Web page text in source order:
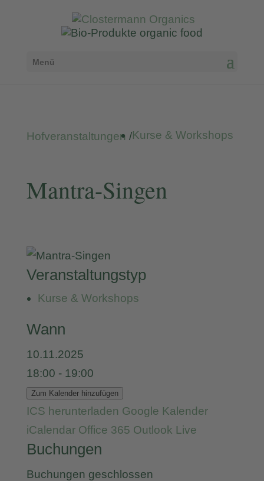
Menü
Hofveranstaltungen /Kurse & Workshops
Mantra-Singen
Veranstaltungstyp
Kurse & Workshops
Wann
10.11.2025
18:00 - 19:00
Zum Kalender hinzufügen
ICS herunterladen Google Kalender
iCalendar Office 365 Outlook Live
Buchungen
Buchungen geschlossen